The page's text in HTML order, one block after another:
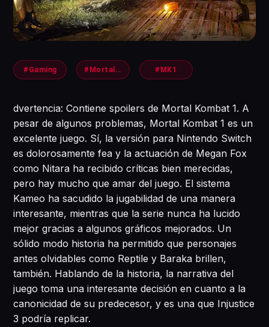
#Gaming #MortalKombat1 #MK1
dvertencia: Contiene spoilers de Mortal Kombat 1. A
pesar de algunos problemas, Mortal Kombat 1 es un
excelente juego. Sí, la versión para Nintendo Switch
es dolorosamente fea y la actuación de Megan Fox
como Nitara ha recibido críticas bien merecidas,
pero hay mucho que amar del juego. El sistema
Kameo ha sacudido la jugabilidad de una manera
interesante, mientras que la serie nunca ha lucido
mejor gracias a algunos gráficos mejorados. Un
sólido modo historia ha permitido que personajes
antes olvidables como Reptile y Baraka brillen,
también. Hablando de la historia, la narrativa del
juego toma una interesante decisión en cuanto a la
canonicidad de su predecesor, y es una que Injustice
3 podría replicar.